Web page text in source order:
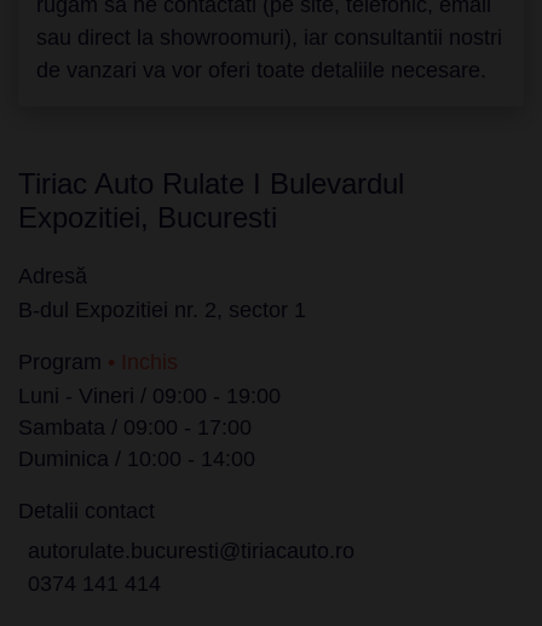
sau direct la showroomuri), iar consultantii nostri
de vanzari va vor oferi toate detaliile necesare.
Tiriac Auto Rulate I Bulevardul
Expozitiei, Bucuresti
Adresă
B-dul Expozitiei nr. 2, sector 1
Program • Inchis
Luni - Vineri / 09:00 - 19:00
Sambata / 09:00 - 17:00
Duminica / 10:00 - 14:00
Detalii contact
autorulate.bucuresti@tiriacauto.ro
0374 141 414